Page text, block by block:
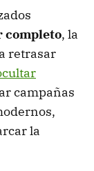
completo, la
retrasar
campañas
la